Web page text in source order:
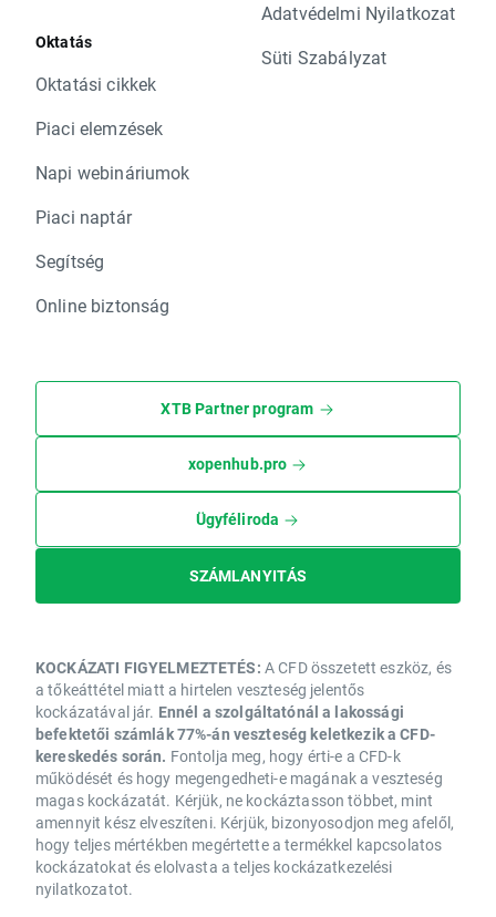
Oktatás
Oktatási cikkek
Piaci elemzések
Napi webináriumok
Piaci naptár
Segítség
Online biztonság
Adatvédelmi Nyilatkozat
Süti Szabályzat
XTB Partner program
xopenhub.pro
Ügyféliroda
SZÁMLANYITÁS
KOCKÁZATI FIGYELMEZTETÉS: A CFD összetett eszköz, és
a tőkeáttétel miatt a hirtelen veszteség jelentős
kockázatával jár. Ennél a szolgáltatónál a lakossági
befektetői számlák 77%-án veszteség keletkezik a CFD-
kereskedés során. Fontolja meg, hogy érti-e a CFD-k
működését és hogy megengedheti-e magának a veszteség
magas kockázatát. Kérjük, ne kockáztasson többet, mint
amennyit kész elveszíteni. Kérjük, bizonyosodjon meg afelől,
hogy teljes mértékben megértette a termékkel kapcsolatos
kockázatokat és elolvasta a teljes kockázatkezelési
nyilatkozatot.